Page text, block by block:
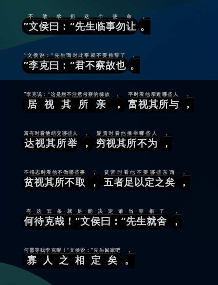
”文侯曰：“先生临事勿让
不敢承担这个使命
。
。
”李克曰：“君不察故也
”文侯说：“先生面对此事就不要推辞了
。
。
居视其所亲
”李克说：“这是您不注意考察的缘故
，
。
富视其所与
平时看他亲近哪些人
，
，
达视其所举
富有时看他结交哪些人
，
，
穷视其所不为
显贵时看他推举哪些人
，
，
贫视其所不取
不得志时看他不做哪些事
，
，
五者足以定之矣
贫苦时看他不要哪些东西
，
，
何待克哉！”文侯曰：“先生就舍
有这五条就足能决定谁当宰相了
，
，
寡人之相定矣
何需等我李克呢！”文侯说：“先生回家吧
。
，